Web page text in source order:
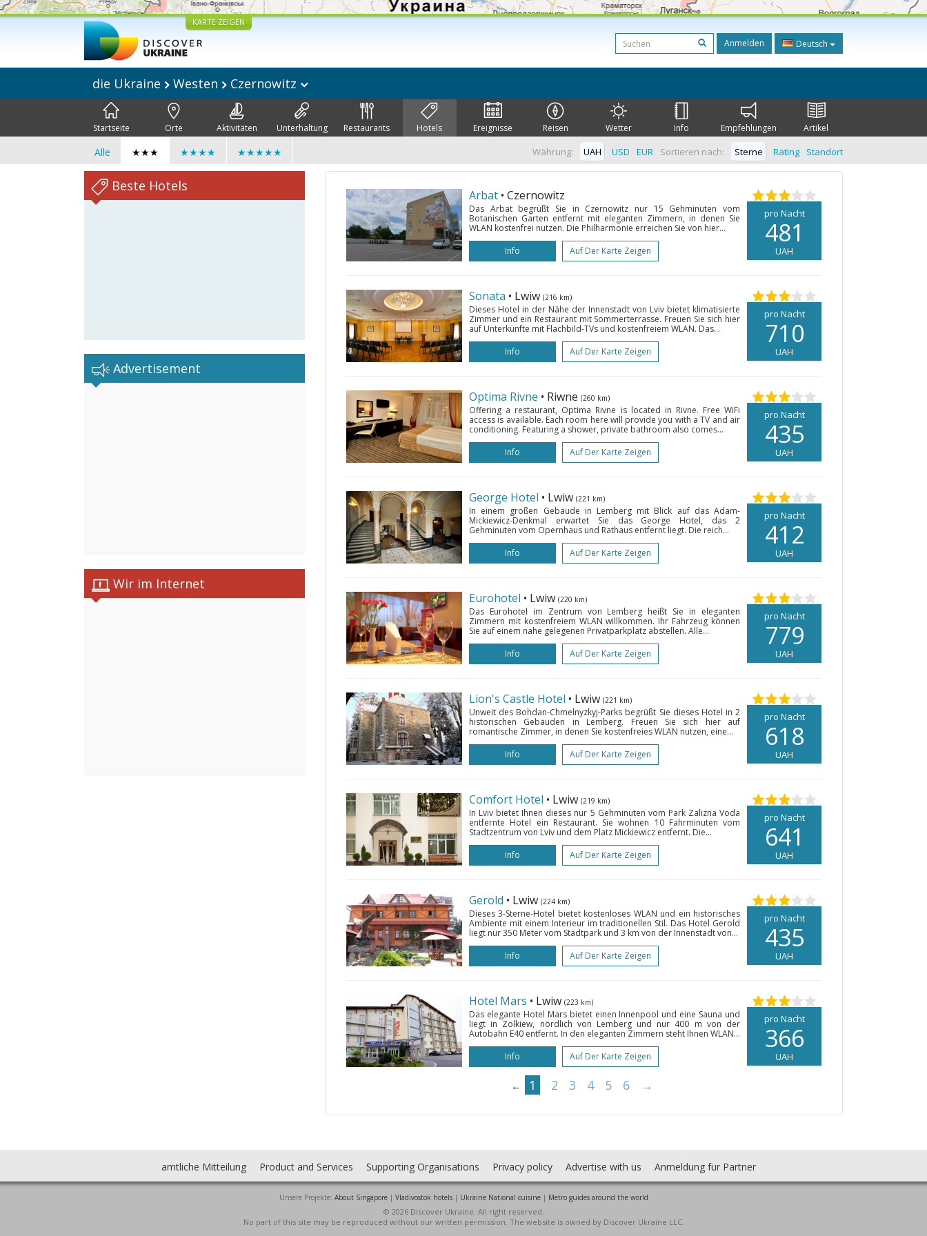
KARTE ZEIGEN
Anmelden Deutsch
die Ukraine Westen Czernowitz
Startseite Orte Aktivitäten Unterhaltung Restaurants Hotels Ereignisse Reisen Wetter Info Empfehlungen Artikel
Alle ★★★ ★★★★ ★★★★★ Sortieren nach: Sterne Rating Standort
Währung: UAH USD EUR
Beste Hotels
Advertisement
Wir im Internet
pro Nacht
481
UAH
Arbat • Czernowitz
Das Arbat begrüßt Sie in Czernowitz nur 15 Gehminuten vom
Botanischen Garten entfernt mit eleganten Zimmern, in denen Sie
WLAN kostenfrei nutzen. Die Philharmonie erreichen Sie von hier...
Info
Auf Der Karte Zeigen
pro Nacht
710
UAH
Sonata • Lwiw (216 km)
Dieses Hotel in der Nähe der Innenstadt von Lviv bietet klimatisierte
Zimmer und ein Restaurant mit Sommerterrasse. Freuen Sie sich hier
auf Unterkünfte mit Flachbild-TVs und kostenfreiem WLAN. Das...
Info
Auf Der Karte Zeigen
pro Nacht
435
UAH
Optima Rivne • Riwne (260 km)
Offering a restaurant, Optima Rivne is located in Rivne. Free WiFi
access is available. Each room here will provide you with a TV and air
conditioning. Featuring a shower, private bathroom also comes...
Info
Auf Der Karte Zeigen
pro Nacht
412
UAH
George Hotel • Lwiw (221 km)
In einem großen Gebäude in Lemberg mit Blick auf das Adam-
Mickiewicz-Denkmal erwartet Sie das George Hotel, das 2
Gehminuten vom Opernhaus und Rathaus entfernt liegt. Die reich...
Info
Auf Der Karte Zeigen
pro Nacht
779
UAH
Eurohotel • Lwiw (220 km)
Das Eurohotel im Zentrum von Lemberg heißt Sie in eleganten
Zimmern mit kostenfreiem WLAN willkommen. Ihr Fahrzeug können
Sie auf einem nahe gelegenen Privatparkplatz abstellen. Alle...
Info
Auf Der Karte Zeigen
pro Nacht
618
UAH
Lion's Castle Hotel • Lwiw (221 km)
Unweit des Bohdan-Chmelnyzkyj-Parks begrüßt Sie dieses Hotel in 2
historischen Gebäuden in Lemberg. Freuen Sie sich hier auf
romantische Zimmer, in denen Sie kostenfreies WLAN nutzen, eine...
Info
Auf Der Karte Zeigen
pro Nacht
641
UAH
Comfort Hotel • Lwiw (219 km)
In Lviv bietet Ihnen dieses nur 5 Gehminuten vom Park Zalizna Voda
entfernte Hotel ein Restaurant. Sie wohnen 10 Fahrminuten vom
Stadtzentrum von Lviv und dem Platz Mickiewicz entfernt. Die...
Info
Auf Der Karte Zeigen
pro Nacht
435
UAH
Gerold • Lwiw (224 km)
Dieses 3-Sterne-Hotel bietet kostenloses WLAN und ein historisches
Ambiente mit einem Interieur im traditionellen Stil. Das Hotel Gerold
liegt nur 350 Meter vom Stadtpark und 3 km von der Innenstadt von...
Info
Auf Der Karte Zeigen
pro Nacht
366
UAH
Hotel Mars • Lwiw (223 km)
Das elegante Hotel Mars bietet einen Innenpool und eine Sauna und
liegt in Zolkiew, nördlich von Lemberg und nur 400 m von der
Autobahn E40 entfernt. In den eleganten Zimmern steht Ihnen WLAN...
Info
Auf Der Karte Zeigen
← 1 2 3 4 5 6 →
amtliche Mitteilung Product and Services Supporting Organisations Privacy policy Advertise with us Anmeldung für Partner
Unsere Projekte: About Singapore| Vladivostok hotels| Ukraine National cuisine| Metro guides around the world
© 2026 Discover Ukraine. All right reserved.
No part of this site may be reproduced without our written permission. The website is owned by Discover Ukraine LLC.